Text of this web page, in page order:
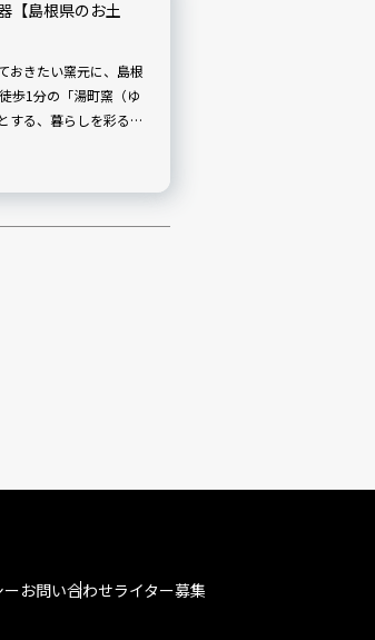
【島根県のお土
おきたい窯元に、島根
歩1分の「湯町窯（ゆ
する、暮らしを彩る日
お問い合わせライター募集